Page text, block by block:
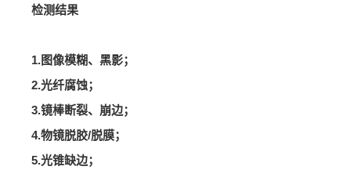
检测结果
1.图像模糊、黑影；
2.光纤腐蚀；
3.镜棒断裂、崩边；
4.物镜脱胶/脱膜；
5.光锥缺边；